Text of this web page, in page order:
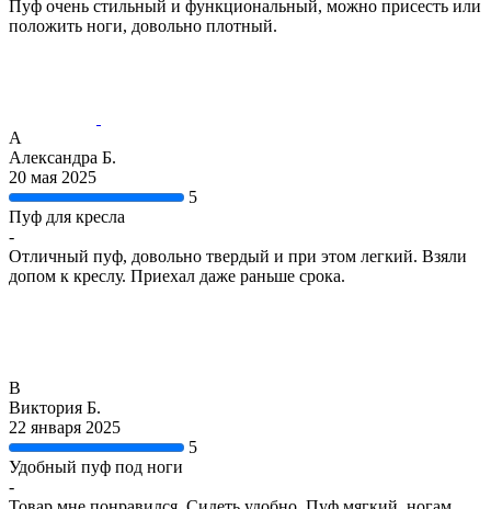
Пуф очень стильный и функциональный, можно присесть или
положить ноги, довольно плотный.
А
Александра Б.
20 мая 2025
5
Пуф для кресла
-
Отличный пуф, довольно твердый и при этом легкий. Взяли
допом к креслу. Приехал даже раньше срока.
В
Виктория Б.
22 января 2025
5
Удобный пуф под ноги
-